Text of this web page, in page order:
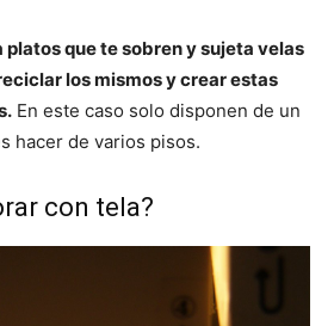
platos que te sobren y sujeta velas
los mismos y crear estas
En este caso solo disponen de un
hacer de varios pisos.
con tela?